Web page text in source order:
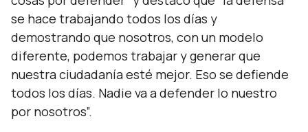
se hace trabajando todos los días y
demostrando que nosotros, con un modelo
diferente, podemos trabajar y generar que
nuestra ciudadanía esté mejor. Eso se defiende
todos los días. Nadie va a defender lo nuestro
por nosotros”.